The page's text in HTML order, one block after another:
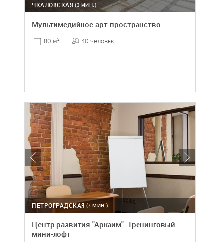
(3 МИН.)
ЧКАЛОВСКАЯ
Мультимедийное арт-пространство
80 м2 40 человек
(7 МИН.)
ПЕТРОГРАДСКАЯ
Центр развития "Аркаим". Тренинговый
мини-лофт